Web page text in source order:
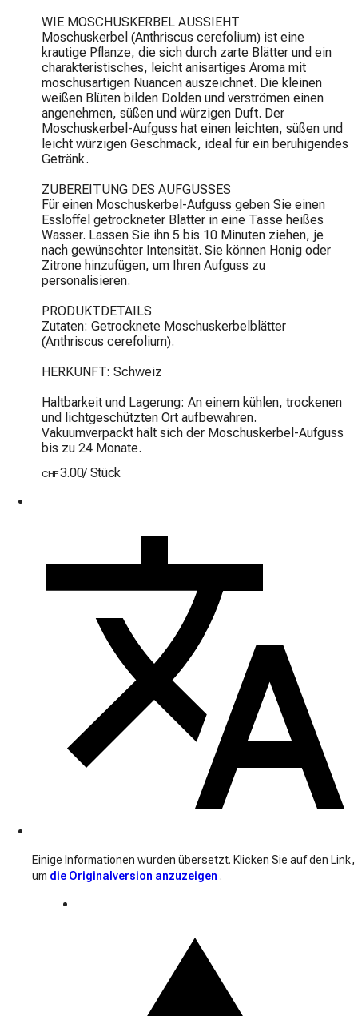
WIE MOSCHUSKERBEL AUSSIEHT
Moschuskerbel (Anthriscus cerefolium) ist eine
krautige Pflanze, die sich durch zarte Blätter und ein
charakteristisches, leicht anisartiges Aroma mit
moschusartigen Nuancen auszeichnet. Die kleinen
weißen Blüten bilden Dolden und verströmen einen
angenehmen, süßen und würzigen Duft. Der
Moschuskerbel-Aufguss hat einen leichten, süßen und
leicht würzigen Geschmack, ideal für ein beruhigendes
Getränk.
ZUBEREITUNG DES AUFGUSSES
Für einen Moschuskerbel-Aufguss geben Sie einen
Esslöffel getrockneter Blätter in eine Tasse heißes
Wasser. Lassen Sie ihn 5 bis 10 Minuten ziehen, je
nach gewünschter Intensität. Sie können Honig oder
Zitrone hinzufügen, um Ihren Aufguss zu
personalisieren.
PRODUKTDETAILS
Zutaten: Getrocknete Moschuskerbelblätter
(Anthriscus cerefolium).
HERKUNFT: Schweiz
Haltbarkeit und Lagerung: An einem kühlen, trockenen
und lichtgeschützten Ort aufbewahren.
Vakuumverpackt hält sich der Moschuskerbel-Aufguss
bis zu 24 Monate.
CHF3.00/ Stück
Einige Informationen wurden übersetzt. Klicken Sie auf den Link,
um die Originalversion anzuzeigen .